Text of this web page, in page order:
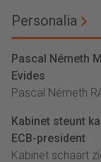
Personalia
Pascal Németh
Evides
Pascal Németh
Kabinet steunt
ECB-president
Kabinet schaart